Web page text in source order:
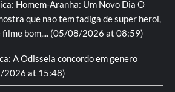
Homem-Aranha: Um Novo Dia O
que nao tem fadiga de super heroi,
bom,... (05/08/2026 at 08:59)
A Odisseia concordo em genero
2026 at 15:48)